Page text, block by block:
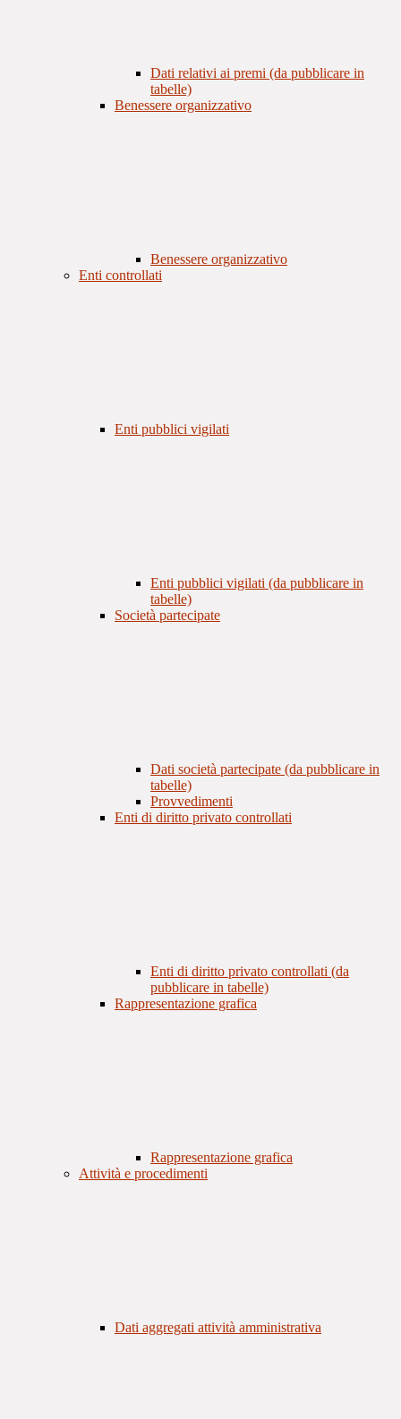
Dati relativi ai premi (da pubblicare in
tabelle)
Benessere organizzativo
Benessere organizzativo
Enti controllati
Enti pubblici vigilati
Enti pubblici vigilati (da pubblicare in
tabelle)
Società partecipate
Dati società partecipate (da pubblicare in
tabelle)
Provvedimenti
Enti di diritto privato controllati
Enti di diritto privato controllati (da
pubblicare in tabelle)
Rappresentazione grafica
Rappresentazione grafica
Attività e procedimenti
Dati aggregati attività amministrativa